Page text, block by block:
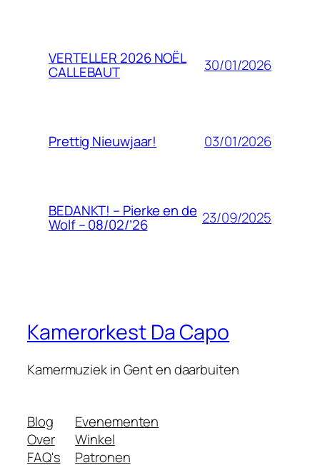
VERTELLER 2026 NOËL
CALLEBAUT 30/01/2026
Prettig Nieuwjaar! 03/01/2026
BEDANKT! – Pierke en de
Wolf – 08/02/’26 23/09/2025
Kamerorkest Da Capo
Kamermuziek in Gent en daarbuiten
Blog
Over
FAQ's
Evenementen
Winkel
Patronen